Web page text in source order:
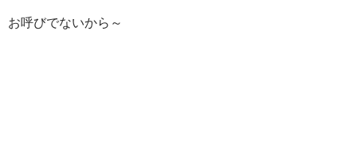
お呼びでないから～